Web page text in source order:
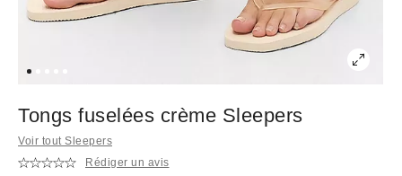
Tongs fuselées crème Sleepers
Voir tout Sleepers
Rédiger un avis